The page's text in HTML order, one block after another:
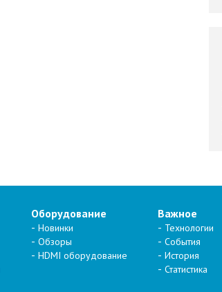
Оборудование
Новинки
Обзоры
HDMI оборудование
Важное
Технологии
События
История
Статистика